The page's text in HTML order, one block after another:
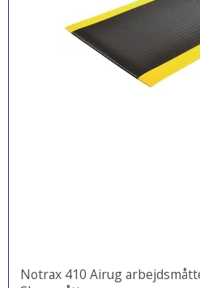
Notrax 410 Airug